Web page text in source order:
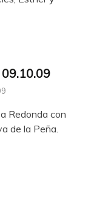
09.10.09
Redonda con
de la Peña.